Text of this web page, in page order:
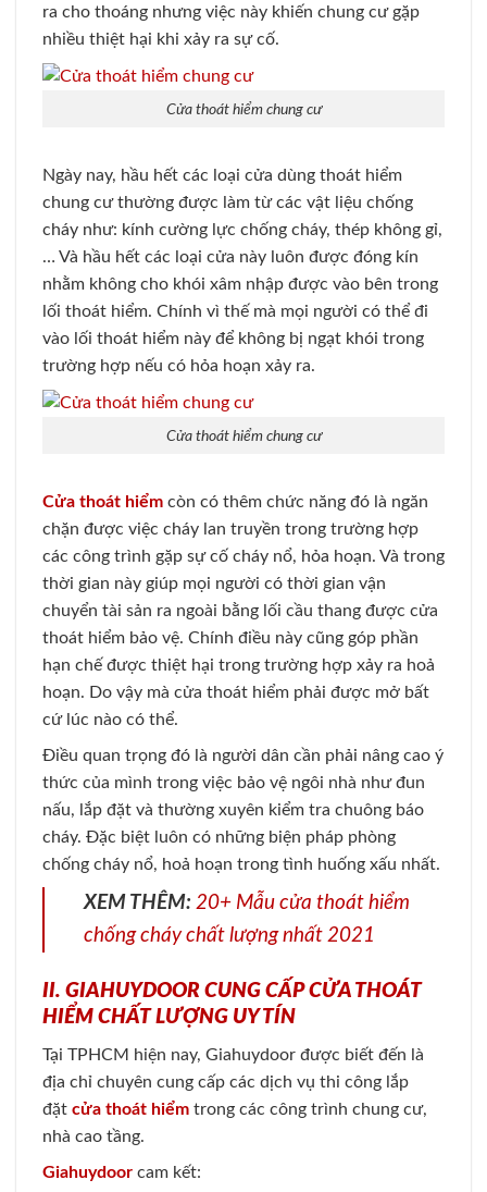
ra cho thoáng nhưng việc này khiến chung cư gặp
nhiều thiệt hại khi xảy ra sự cố.
Cửa thoát hiểm chung cư
Ngày nay, hầu hết các loại cửa dùng thoát hiểm
chung cư thường được làm từ các vật liệu chống
cháy như: kính cường lực chống cháy, thép không gỉ,
… Và hầu hết các loại cửa này luôn được đóng kín
nhằm không cho khói xâm nhập được vào bên trong
lối thoát hiểm. Chính vì thế mà mọi người có thể đi
vào lối thoát hiểm này để không bị ngạt khói trong
trường hợp nếu có hỏa hoạn xảy ra.
Cửa thoát hiểm chung cư
Cửa thoát hiểm còn có thêm chức năng đó là ngăn
chặn được việc cháy lan truyền trong trường hợp
các công trình gặp sự cố cháy nổ, hỏa hoạn. Và trong
thời gian này giúp mọi người có thời gian vận
chuyển tài sản ra ngoài bằng lối cầu thang được cửa
thoát hiểm bảo vệ. Chính điều này cũng góp phần
hạn chế được thiệt hại trong trường hợp xảy ra hoả
hoạn. Do vậy mà cửa thoát hiểm phải được mở bất
cứ lúc nào có thể.
Điều quan trọng đó là người dân cần phải nâng cao ý
thức của mình trong việc bảo vệ ngôi nhà như đun
nấu, lắp đặt và thường xuyên kiểm tra chuông báo
cháy. Đặc biệt luôn có những biện pháp phòng
chống cháy nổ, hoả hoạn trong tình huống xấu nhất.
XEM THÊM: 20+ Mẫu cửa thoát hiểm
chống cháy chất lượng nhất 2021
II. GIAHUYDOOR CUNG CẤP CỬA THOÁT
HIỂM CHẤT LƯỢNG UY TÍN
Tại TPHCM hiện nay, Giahuydoor được biết đến là
địa chỉ chuyên cung cấp các dịch vụ thi công lắp
đặt cửa thoát hiểm trong các công trình chung cư,
nhà cao tầng.
Giahuydoor cam kết: